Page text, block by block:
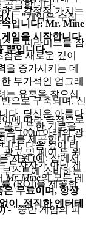
공급합니다.
시- "게임은 수집
트 피라미드를 잠
은 새로운 깊이
을 증가시키는 데
부가적인 업그레
는 유혹을 참으십
에 따라 극적으로
은 100m 아래의 광
다. 다음 깊이 티
자원 (예: 삽에서
스트에 소비하는
(ROI)을 제공합
- "중반 게임의 피
는 감정적 가치는
입니다: Mr. Mine
임을 시작합니다.
뿐입니다.
으로 구축되며, 신
다. 당신은 아름다
몰린 듯한 기분을
대를 제공합니다.
고 및 페이 투 윈
투자자가 아닌 게
Mr. Mine의 모든 레
은 무료이며, 항상
이, 정직한 엔터테